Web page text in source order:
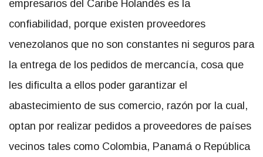
empresarios del Caribe Holandés es la
confiabilidad, porque existen proveedores
venezolanos que no son constantes ni seguros para
la entrega de los pedidos de mercancía, cosa que
les dificulta a ellos poder garantizar el
abastecimiento de sus comercio, razón por la cual,
optan por realizar pedidos a proveedores de países
vecinos tales como Colombia, Panamá o República